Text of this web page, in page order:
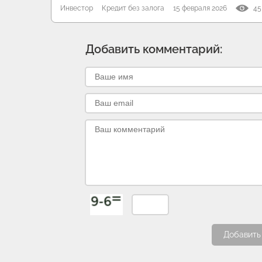
Инвестор Кредит без залога 15 февраля 2026 45
Добавить комментарий: